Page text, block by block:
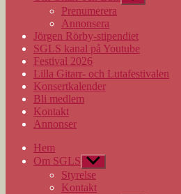
undermeny
Prenumerera
Annonsera
Jörgen Rörby-stipendiet
SGLS kanal på Youtube
Festival 2026
Lilla Gitarr- och Lutafestivalen
Konsertkalender
Bli medlem
Kontakt
Annonser
Hem
Om SGLS Visa
undermeny
Styrelse
Kontakt